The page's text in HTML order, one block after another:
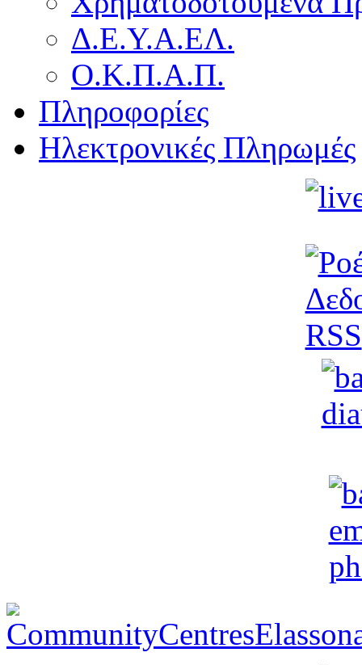
Δ.Ε.Υ.Α.ΕΛ.
Ο.Κ.Π.Α.Π.
Πληροφορίες
Ηλεκτρονικές Πληρωμές